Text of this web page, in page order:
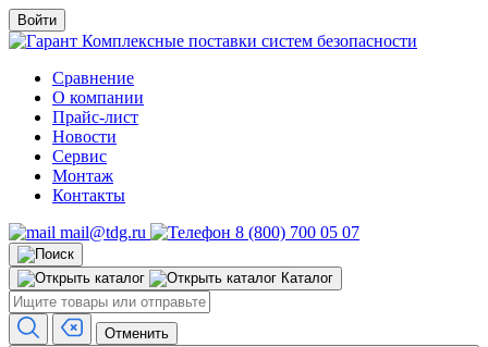
Войти
Комплексные поставки систем безопасности
Сравнение
О компании
Прайс-лист
Новости
Сервис
Монтаж
Контакты
mail@tdg.ru
8 (800) 700 05 07
Каталог
Отменить